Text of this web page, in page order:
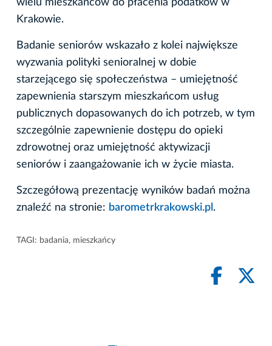
wielu mieszkańców do płacenia podatków w
Krakowie.
Badanie seniorów wskazało z kolei największe
wyzwania polityki senioralnej w dobie
starzejącego się społeczeństwa – umiejętność
zapewnienia starszym mieszkańcom usług
publicznych dopasowanych do ich potrzeb, w tym
szczególnie zapewnienie dostępu do opieki
zdrowotnej oraz umiejętność aktywizacji
seniorów i zaangażowanie ich w życie miasta.
Szczegółową prezentację wyników badań można
znaleźć na stronie: barometrkrakowski.pl .
TAGI: badania, mieszkańcy